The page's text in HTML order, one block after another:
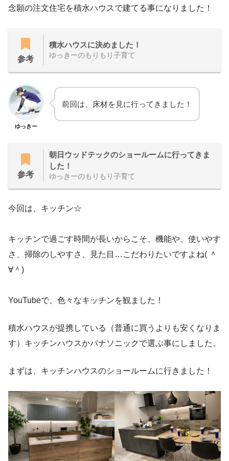
念願の注文住宅を積水ハウスで建てる事になりました！
参考
積水ハウスに決めました！
ゆっきーのもりもり子育て
ゆっきー
前回は、床材を見に行ってきました！
参考
朝日ウッドテックのショールームに行ってきま
した！
ゆっきーのもりもり子育て
今回は、キッチン☆
キッチンで過ごす時間が長いからこそ、機能や、使いやす
さ、掃除のしやすさ、見た目…こだわりたいですよね( ＾
∀＾)
YouTubeで、色々なキッチンを観ました！
積水ハウスが提携している（普通に買うよりも安くなりま
す）キッチンハウスかパナソニックで選ぶ事にしました。
まずは、キッチンハウスのショールームに行きました！